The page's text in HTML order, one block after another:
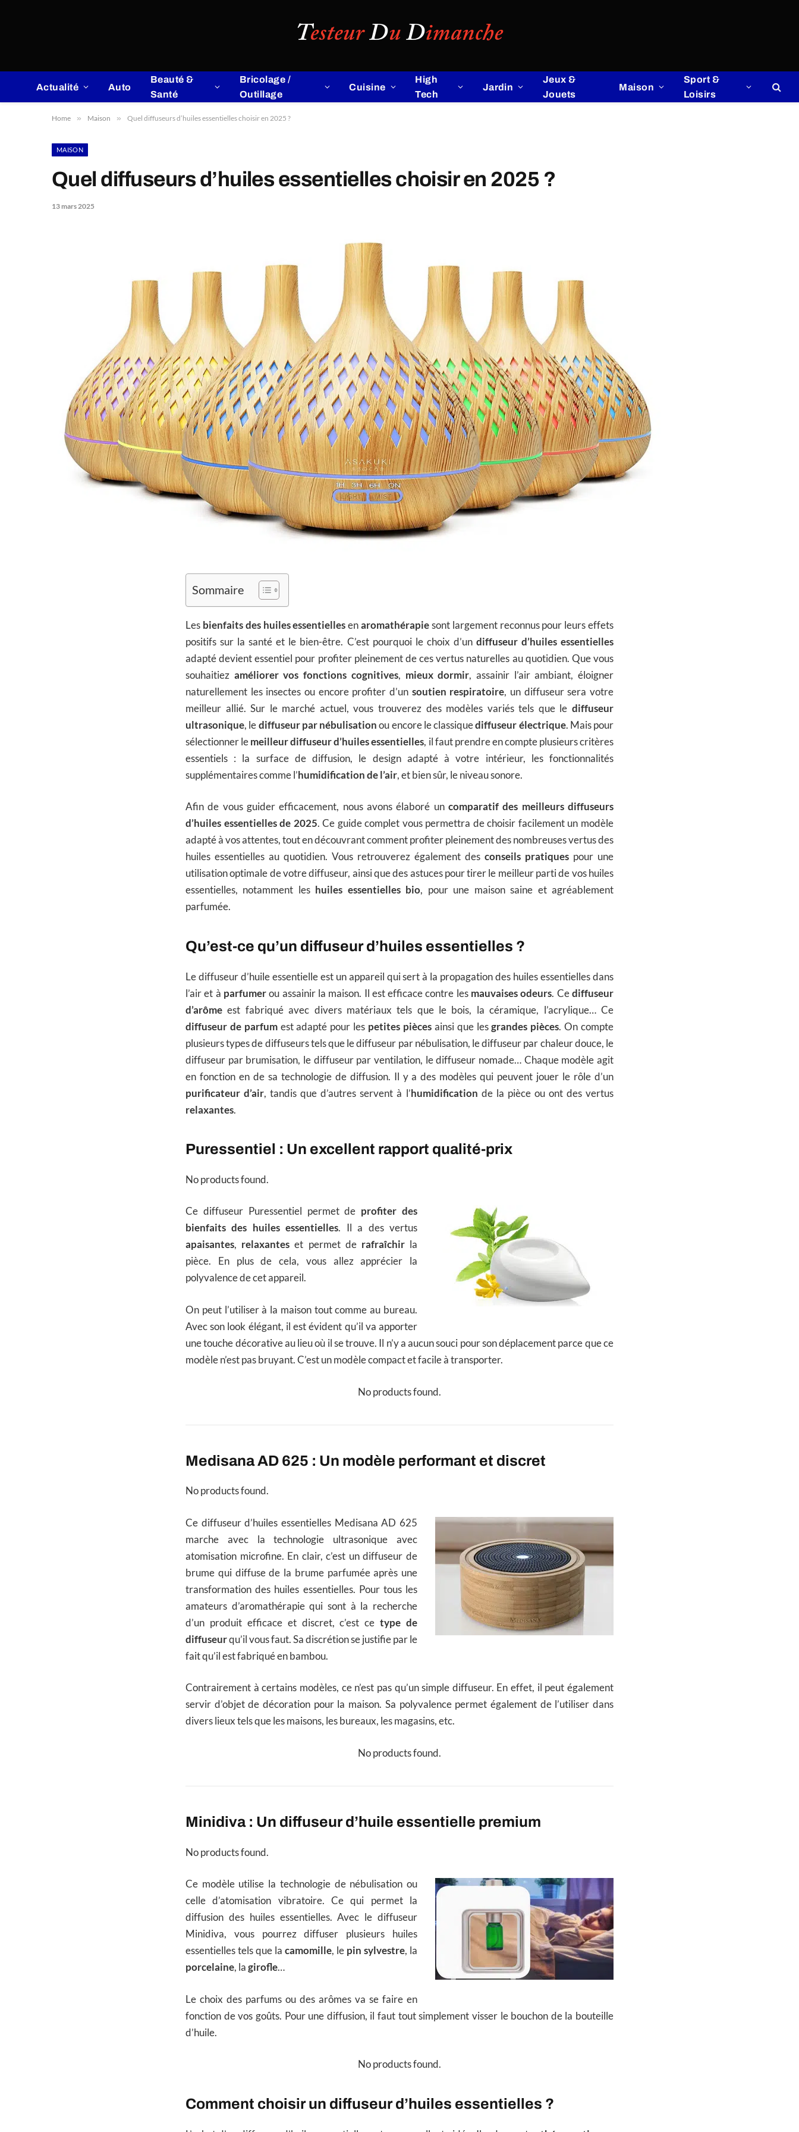
Actualité Auto
Beauté &
Santé
Bricolage /
Outillage
Cuisine
High
Tech
Jardin
Jeux &
Jouets
Maison
Sport &
Loisirs
Home » Maison » Quel diffuseurs d’huiles essentielles choisir en 2025 ?
MAISON
Quel diffuseurs d’huiles essentielles choisir en 2025 ?
13 mars 2025
Sommaire
Les bienfaits des huiles essentielles enaromathérapie sont largement reconnus pour leurs effets
positifs sur la santé et le bien-être. C’est pourquoi le choix d’un diffuseur d’huiles essentielles
adapté devient essentiel pour profiter pleinement de ces vertus naturelles au quotidien. Que vous
souhaitiez améliorer vos fonctions cognitives, mieux dormir, assainir l’air ambiant, éloigner
naturellement les insectes ou encore profiter d’un soutien respiratoire, un diffuseur sera votre
meilleur allié. Sur le marché actuel, vous trouverez des modèles variés tels que le diffuseur
ultrasonique, le diffuseur par nébulisation ou encore le classiquediffuseur électrique. Mais pour
sélectionner le meilleur diffuseur d’huiles essentielles, il faut prendre en compte plusieurs critères
essentiels : la surface de diffusion, le design adapté à votre intérieur, les fonctionnalités
supplémentaires comme l’humidification de l’air, et bien sûr, le niveau sonore.
Afin de vous guider efficacement, nous avons élaboré un comparatif des meilleurs diffuseurs
d’huiles essentielles de 2025. Ce guide complet vous permettra de choisir facilement un modèle
adapté à vos attentes, tout en découvrant comment profiter pleinement des nombreuses vertus des
huiles essentielles au quotidien. Vous retrouverez également des conseils pratiques pour une
utilisation optimale de votre diffuseur, ainsi que des astuces pour tirer le meilleur parti de vos huiles
essentielles, notamment les huiles essentielles bio, pour une maison saine et agréablement
parfumée.
Qu’est-ce qu’un diffuseur d’huiles essentielles ?
Le diffuseur d’huile essentielle est un appareil qui sert à la propagation des huiles essentielles dans
l’air et à parfumerou assainir la maison. Il est efficace contre les mauvaises odeurs. Ce diffuseur
d’arôme est fabriqué avec divers matériaux tels que le bois, la céramique, l’acrylique… Ce
diffuseur de parfumest adapté pour les petites piècesainsi que lesgrandes pièces. On compte
plusieurs types de diffuseurs tels que le diffuseur par nébulisation, le diffuseur par chaleur douce, le
diffuseur par brumisation, le diffuseur par ventilation, le diffuseur nomade… Chaque modèle agit
en fonction en de sa technologie de diffusion. Il y a des modèles qui peuvent jouer le rôle d’un
purificateur d’air, tandis que d’autres servent à l’humidification de la pièce ou ont des vertus
relaxantes.
Puressentiel : Un excellent rapport qualité-prix
No products found.
Ce diffuseur Puressentiel permet de profiter des
bienfaits des huiles essentielles. Il a des vertus
apaisantes, relaxantes et permet de rafraîchirla
pièce. En plus de cela, vous allez apprécier la
polyvalence de cet appareil.
On peut l’utiliser à la maison tout comme au bureau.
Avec son look élégant, il est évident qu’il va apporter
une touche décorative au lieu où il se trouve. Il n’y a aucun souci pour son déplacement parce que ce
modèle n’est pas bruyant. C’est un modèle compact et facile à transporter.
No products found.
Medisana AD 625 : Un modèle performant et discret
No products found.
Ce diffuseur d’huiles essentielles Medisana AD 625
marche avec la technologie ultrasonique avec
atomisation microfine. En clair, c’est un diffuseur de
brume qui diffuse de la brume parfumée après une
transformation des huiles essentielles. Pour tous les
amateurs d’aromathérapie qui sont à la recherche
d’un produit efficace et discret, c’est cetype de
diffuseurqu’il vous faut. Sa discrétion se justifie par le
fait qu’il est fabriqué en bambou.
Contrairement à certains modèles, ce n’est pas qu’un simple diffuseur. En effet, il peut également
servir d’objet de décoration pour la maison. Sa polyvalence permet également de l’utiliser dans
divers lieux tels que les maisons, les bureaux, les magasins, etc.
No products found.
Minidiva : Un diffuseur d’huile essentielle premium
No products found.
Ce modèle utilise la technologie de nébulisation ou
celle d’atomisation vibratoire. Ce qui permet la
diffusion des huiles essentielles. Avec le diffuseur
Minidiva, vous pourrez diffuser plusieurs huiles
essentielles tels que la camomille, le pin sylvestre, la
porcelaine, la girofle…
Le choix des parfums ou des arômes va se faire en
fonction de vos goûts. Pour une diffusion, il faut tout simplement visser le bouchon de la bouteille
d’huile.
No products found.
Comment choisir un diffuseur d’huiles essentielles ?